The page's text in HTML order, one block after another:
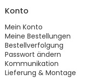
Konto
Mein Konto
Meine Bestellungen
Bestellverfolgung
Passwort ändern
Kommunikation
Lieferung & Montage